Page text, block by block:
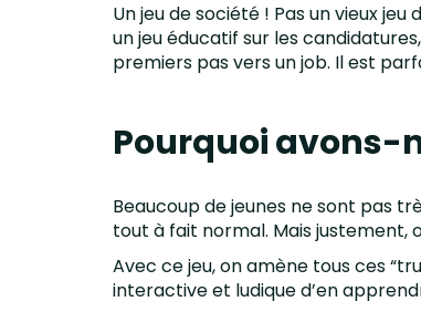
Un jeu de société ! Pas un vieux
un jeu éducatif sur les
premiers pas vers un job. Il est
Pourquoi avons-
Beaucoup de jeunes ne sont pas
tout à fait normal. Mais justement,
Avec ce jeu, on amène tous ces
interactive et ludique d’en